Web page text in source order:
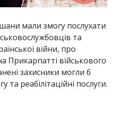
мали змогу послухати
та
війни, про
Прикарпатті військового
захисники могли б
реабілітаційні послуги.